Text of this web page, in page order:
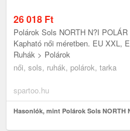
26 018 Ft
Polárok Sols NORTH N?I
Kapható női méretben. EU XXL,
Ruhák > Polárok
női, sols, ruhák, polárok, tarka
spartoo.hu
Hasonlók, mint Polárok Sols NORTH